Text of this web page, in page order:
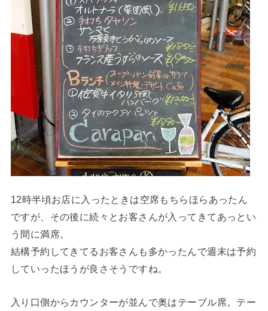
12時半頃お店に入ったときは空席もちらほらあったん
ですが、その後に続々とお客さんが入ってきてあっとい
う間に満席。
結構予約してきてるお客さんも多かったんで週末は予約
していったほうが良さそうですね。
入り口側からカウンターが並んで奥はテーブル席。テー